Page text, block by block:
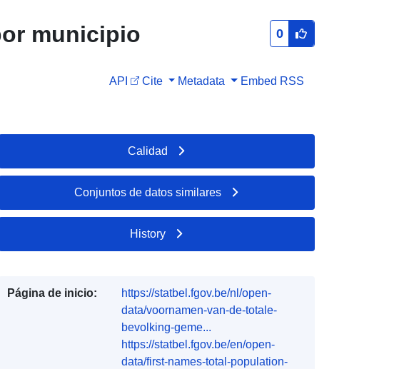
municipio 0
API Cite Metadata Embed RSS
Calidad
Conjuntos de datos similares
History
Página de inicio:
https://statbel.fgov.be/nl/open-
data/voornamen-van-de-totale-
bevolking-geme...
https://statbel.fgov.be/en/open-
data/first-names-total-population-